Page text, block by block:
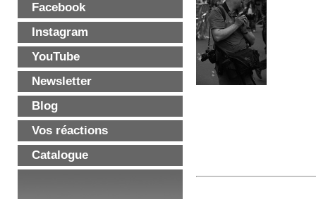
Facebook
Instagram
YouTube
Newsletter
Blog
Vos réactions
Catalogue